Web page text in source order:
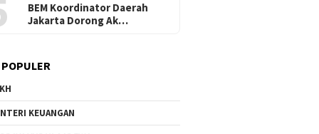
BEM Koordinator Daerah
Jakarta Dorong Ak…
KEUANGAN